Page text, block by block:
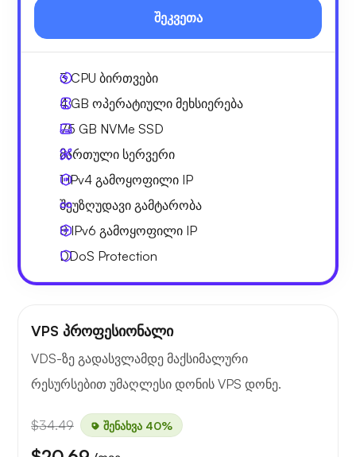
შეკვეთა
3CPU ბირთვები
4 GB ოპერატიული მეხსიერება
75 GB NVMe SSD
მართული სერვერი
1 IPv4 გამოყოფილი IP
შეუზღუდავი გამტარობა
8 IPv6 გამოყოფილი IP
DDoS Protection
VPS პროფესიონალი
VDS-ზე გადასვლამდე მაქსიმალური
რესურსებით უმაღლესი დონის VPS დონე.
$34.49 შენახვა 40%